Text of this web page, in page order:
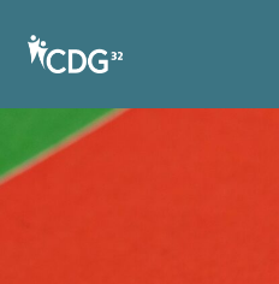
Bilan de l’emploi /